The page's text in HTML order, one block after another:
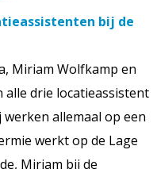
bij de
Miriam Wolfkamp en
alle drie locatieassistent
werken allemaal op een
werkt op de Lage
Miriam bij de